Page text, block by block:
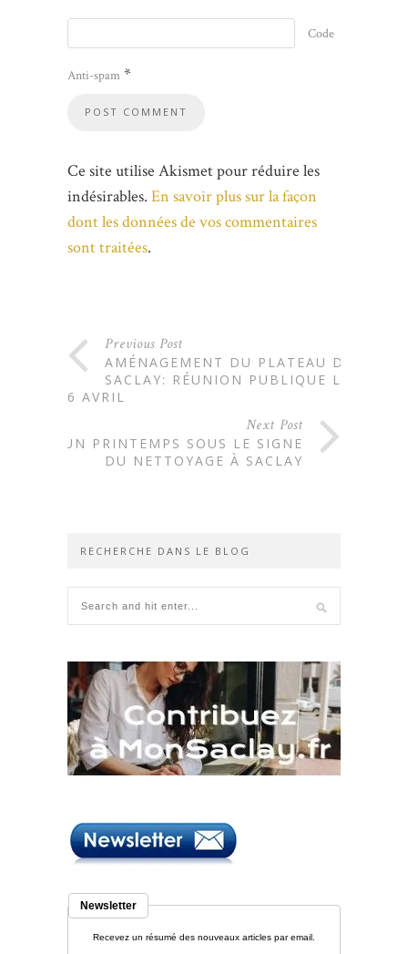
Code
Anti-spam *
Ce site utilise Akismet pour réduire les
indésirables. En savoir plus sur la façon
dont les données de vos commentaires
sont traitées.
Previous Post
AMÉNAGEMENT DU PLATEAU DE
SACLAY: RÉUNION PUBLIQUE LE
6 AVRIL
Next Post
UN PRINTEMPS SOUS LE SIGNE
DU NETTOYAGE À SACLAY
RECHERCHE DANS LE BLOG
Newsletter
Recevez un résumé des nouveaux articles par email.